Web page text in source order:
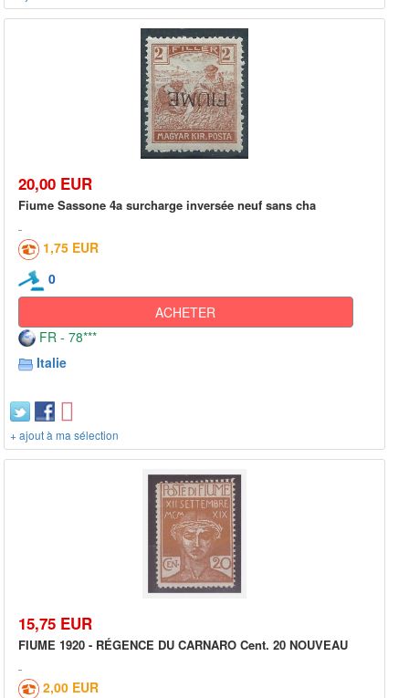
20,00 EUR
Fiume Sassone 4a surcharge inversée neuf sans cha
1,75 EUR
0
ACHETER
FR - 78***
Italie
+ ajout à ma sélection
15,75 EUR
FIUME 1920 - RÉGENCE DU CARNARO Cent. 20 NOUVEAU
2,00 EUR